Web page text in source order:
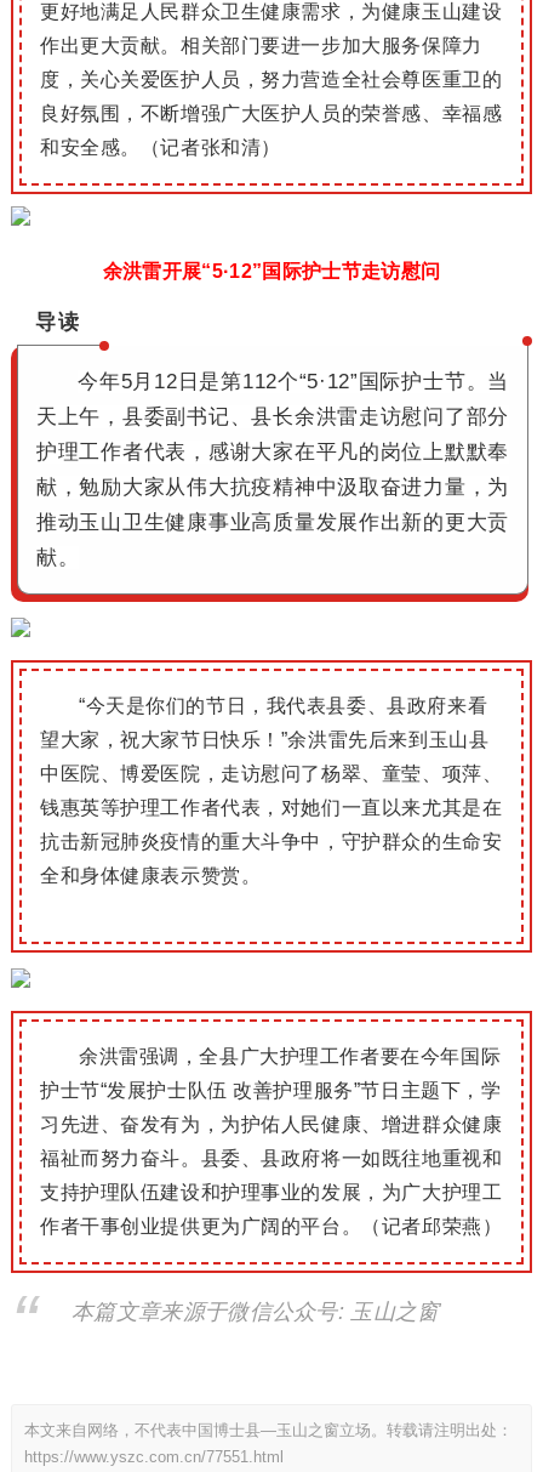
更好地满足人民群众卫生健康需求，为健康玉山建设
作出更大贡献。 相关部门要进一步加大服务保障力
度，关心关爱医护人员，努力营造全社会尊医重卫的
良好氛围，不断增强广大医护人员的荣誉感、幸福感
和安全感。
（记者张和清）
余洪雷开展“5·12”国际护士节走访慰问
导读
今年5月12日是第112个“5·12”国际护士节。 当
天上午，县委副书记、县长余洪雷走访慰问了部分
护理工作者代表，感谢大家在平凡的岗位上默默奉
献，勉励大家从伟大抗疫精神中汲取奋进力量，为
推动玉山卫生健康事业高质量发展作出新的更大贡
献。
“今天是你们的节日，我代表县委、县政府来看
望大家，祝大家节日快乐！ ”余洪雷先后来到玉山县
中医院、博爱医院，走访慰问了杨翠、童莹、项萍、
钱惠英等护理工作者代表，对她们一直以来尤其是在
抗击新冠肺炎疫情的重大斗争中，守护群众的生命安
全和身体健康表示赞赏。
余洪雷强调，全县广大护理工作者要在今年国际
护士节“发展护士队伍 改善护理服务”节日主题下，学
习先进、奋发有为，为护佑人民健康、增进群众健康
福祉而努力奋斗。 县委、县政府将一如既往地重视和
支持护理队伍建设和护理事业的发展，为广大护理工
作者干事创业提供更为广阔的平台。
（记者邱荣燕）
本篇文章来源于微信公众号: 玉山之窗
本文来自网络，不代表中国博士县—玉山之窗立场。转载请注明出处：
https://www.yszc.com.cn/77551.html